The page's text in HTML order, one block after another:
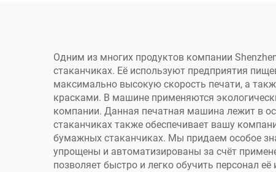
стаканчиках,
вентиляторах
Одним из многих продуктов компании
стаканчиках. Её используют предприятия
максимально высокую скорость печати, а
красками. В машине применяются
компании. Данная печатная машина лежит в
стаканчиках также обеспечивает вашу
бумажных стаканчиках. Мы придаем особое
упрощены и автоматизированы за счёт
позволяет быстро и легко обучить персонал